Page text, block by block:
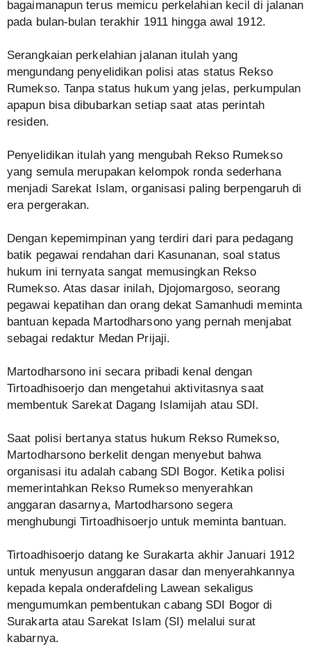
bagaimanapun terus memicu perkelahian kecil di jalanan
pada bulan-bulan terakhir 1911 hingga awal 1912.
Serangkaian perkelahian jalanan itulah yang
mengundang penyelidikan polisi atas status Rekso
Rumekso. Tanpa status hukum yang jelas, perkumpulan
apapun bisa dibubarkan setiap saat atas perintah
residen.
Penyelidikan itulah yang mengubah Rekso Rumekso
yang semula merupakan kelompok ronda sederhana
menjadi Sarekat Islam, organisasi paling berpengaruh di
era pergerakan.
Dengan kepemimpinan yang terdiri dari para pedagang
batik pegawai rendahan dari Kasunanan, soal status
hukum ini ternyata sangat memusingkan Rekso
Rumekso. Atas dasar inilah, Djojomargoso, seorang
pegawai kepatihan dan orang dekat Samanhudi meminta
bantuan kepada Martodharsono yang pernah menjabat
sebagai redaktur Medan Prijaji.
Martodharsono ini secara pribadi kenal dengan
Tirtoadhisoerjo dan mengetahui aktivitasnya saat
membentuk Sarekat Dagang Islamijah atau SDI.
Saat polisi bertanya status hukum Rekso Rumekso,
Martodharsono berkelit dengan menyebut bahwa
organisasi itu adalah cabang SDI Bogor. Ketika polisi
memerintahkan Rekso Rumekso menyerahkan
anggaran dasarnya, Martodharsono segera
menghubungi Tirtoadhisoerjo untuk meminta bantuan.
Tirtoadhisoerjo datang ke Surakarta akhir Januari 1912
untuk menyusun anggaran dasar dan menyerahkannya
kepada kepala onderafdeling Lawean sekaligus
mengumumkan pembentukan cabang SDI Bogor di
Surakarta atau Sarekat Islam (SI) melalui surat
kabarnya.